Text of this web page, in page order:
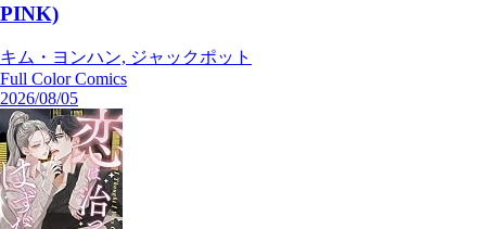
PINK)
キム・ヨンハン, ジャックポット
Full Color Comics
2026/08/05